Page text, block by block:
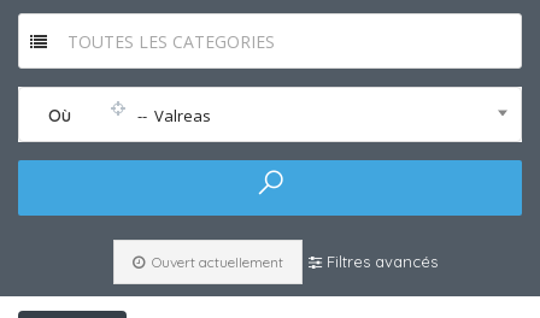
TOUTES LES CATEGORIES
Où -- Valreas
Ouvert actuellement Filtres avancés